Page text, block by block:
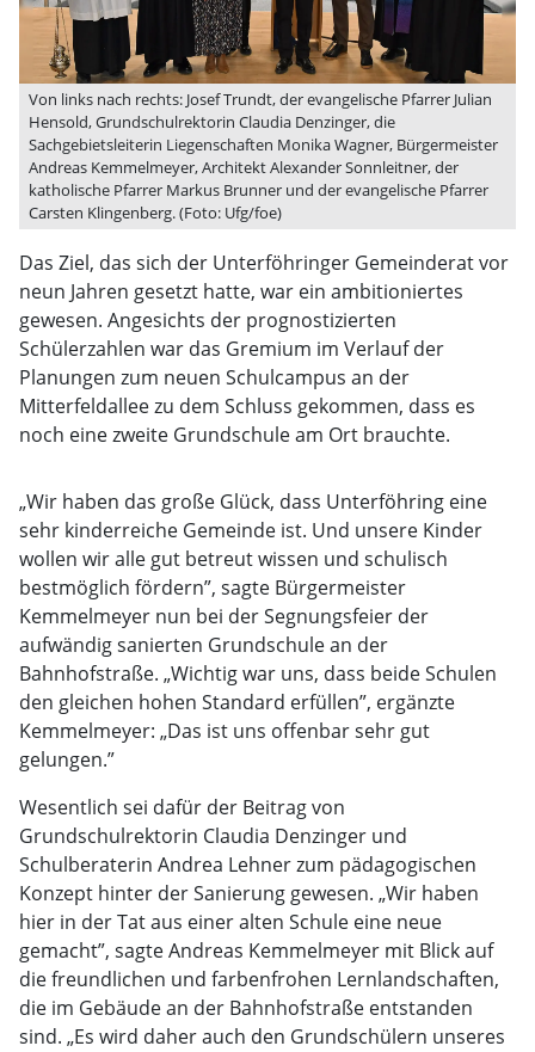
Von links nach rechts: Josef Trundt, der evangelische Pfarrer Julian
Hensold, Grundschulrektorin Claudia Denzinger, die
Sachgebietsleiterin Liegenschaften Monika Wagner, Bürgermeister
Andreas Kemmelmeyer, Architekt Alexander Sonnleitner, der
katholische Pfarrer Markus Brunner und der evangelische Pfarrer
Carsten Klingenberg. (Foto: Ufg/foe)
Das Ziel, das sich der Unterföhringer Gemeinderat vor
neun Jahren gesetzt hatte, war ein ambitioniertes
gewesen. Angesichts der prognostizierten
Schülerzahlen war das Gremium im Verlauf der
Planungen zum neuen Schulcampus an der
Mitterfeldallee zu dem Schluss gekommen, dass es
noch eine zweite Grundschule am Ort brauchte.
„Wir haben das große Glück, dass Unterföhring eine
sehr kinderreiche Gemeinde ist. Und unsere Kinder
wollen wir alle gut betreut wissen und schulisch
bestmöglich fördern”, sagte Bürgermeister
Kemmelmeyer nun bei der Segnungsfeier der
aufwändig sanierten Grundschule an der
Bahnhofstraße. „Wichtig war uns, dass beide Schulen
den gleichen hohen Standard erfüllen”, ergänzte
Kemmelmeyer: „Das ist uns offenbar sehr gut
gelungen.”
Wesentlich sei dafür der Beitrag von
Grundschulrektorin Claudia Denzinger und
Schulberaterin Andrea Lehner zum pädagogischen
Konzept hinter der Sanierung gewesen. „Wir haben
hier in der Tat aus einer alten Schule eine neue
gemacht”, sagte Andreas Kemmelmeyer mit Blick auf
die freundlichen und farbenfrohen Lernlandschaften,
die im Gebäude an der Bahnhofstraße entstanden
sind. „Es wird daher auch den Grundschülern unseres